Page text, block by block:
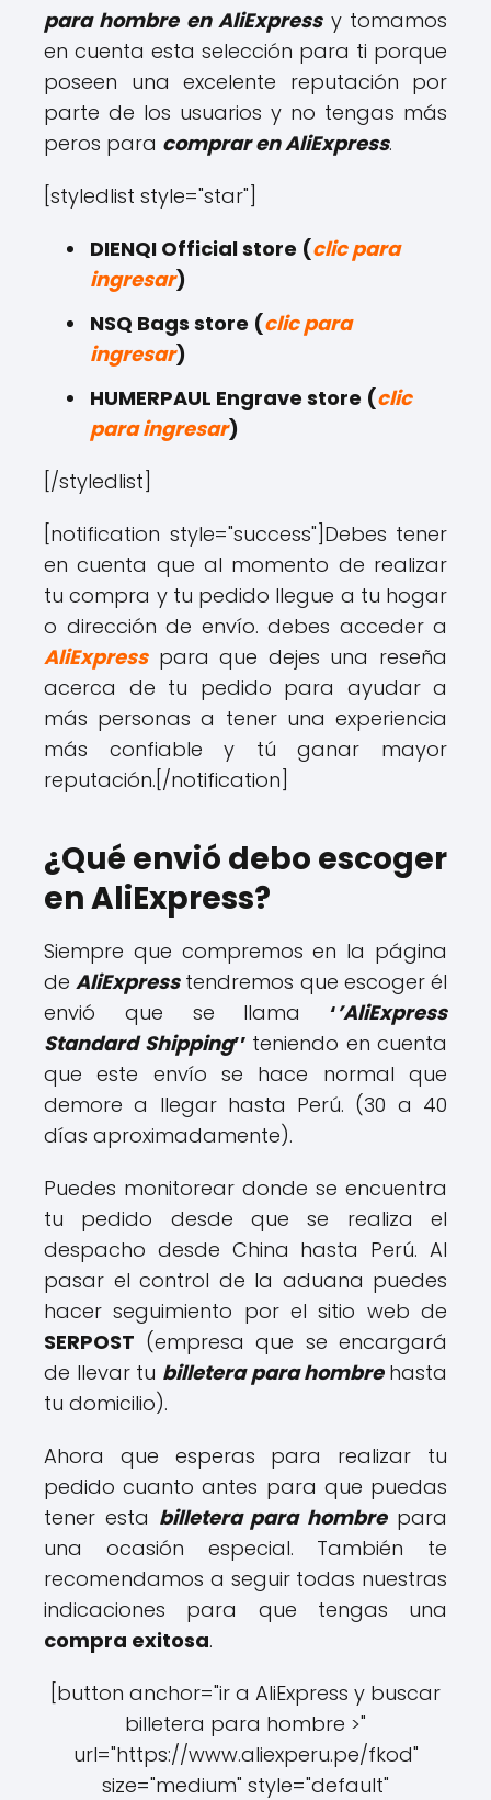
para hombre en AliExpressy tomamos
en cuenta esta selección para ti porque
poseen una excelente reputación por
parte de los usuarios y no tengas más
peros para comprar en AliExpress.
[styledlist style="star"]
DIENQI Official store (clic para
ingresar)
NSQ Bags store (clic para
ingresar)
HUMERPAUL Engrave store (clic
para ingresar)
[/styledlist]
[notification style="success"] Debes tener
en cuenta que al momento de realizar
tu compra y tu pedido llegue a tu hogar
o dirección de envío. debes acceder a
AliExpresspara que dejes una reseña
acerca de tu pedido para ayudar a
más personas a tener una experiencia
más confiable y tú ganar mayor
reputación.[/notification]
¿Qué envió debo escoger
en AliExpress?
Siempre que compremos en la página
deAliExpresstendremos que escoger él
envió que se llama ‘’AliExpress
Standard Shipping’’ teniendo en cuenta
que este envío se hace normal que
demore a llegar hasta Perú. (30 a 40
días aproximadamente).
Puedes monitorear donde se encuentra
tu pedido desde que se realiza el
despacho desde China hasta Perú. Al
pasar el control de la aduana puedes
hacer seguimiento por el sitio web de
SERPOST (empresa que se encargará
de llevar tu billetera para hombre hasta
tu domicilio).
Ahora que esperas para realizar tu
pedido cuanto antes para que puedas
tener esta billetera para hombre para
una ocasión especial. También te
recomendamos a seguir todas nuestras
indicaciones para que tengas una
compra exitosa.
[button anchor="ir a AliExpress y buscar
billetera para hombre >"
url="https://www.aliexperu.pe/fkod"
size="medium" style="default"